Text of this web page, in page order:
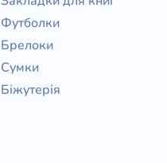
Футболки
Брелоки
Сумки
Біжутерія